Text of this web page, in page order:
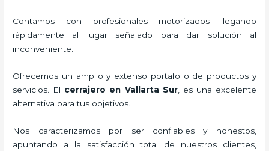
Contamos con profesionales motorizados llegando
rápidamente al lugar señalado para dar solución al
inconveniente.
Ofrecemos un amplio y extenso portafolio de productos y
servicios. El cerrajero en Vallarta Sur, es una excelente
alternativa para tus objetivos.
Nos caracterizamos por ser confiables y honestos,
apuntando a la satisfacción total de nuestros clientes,